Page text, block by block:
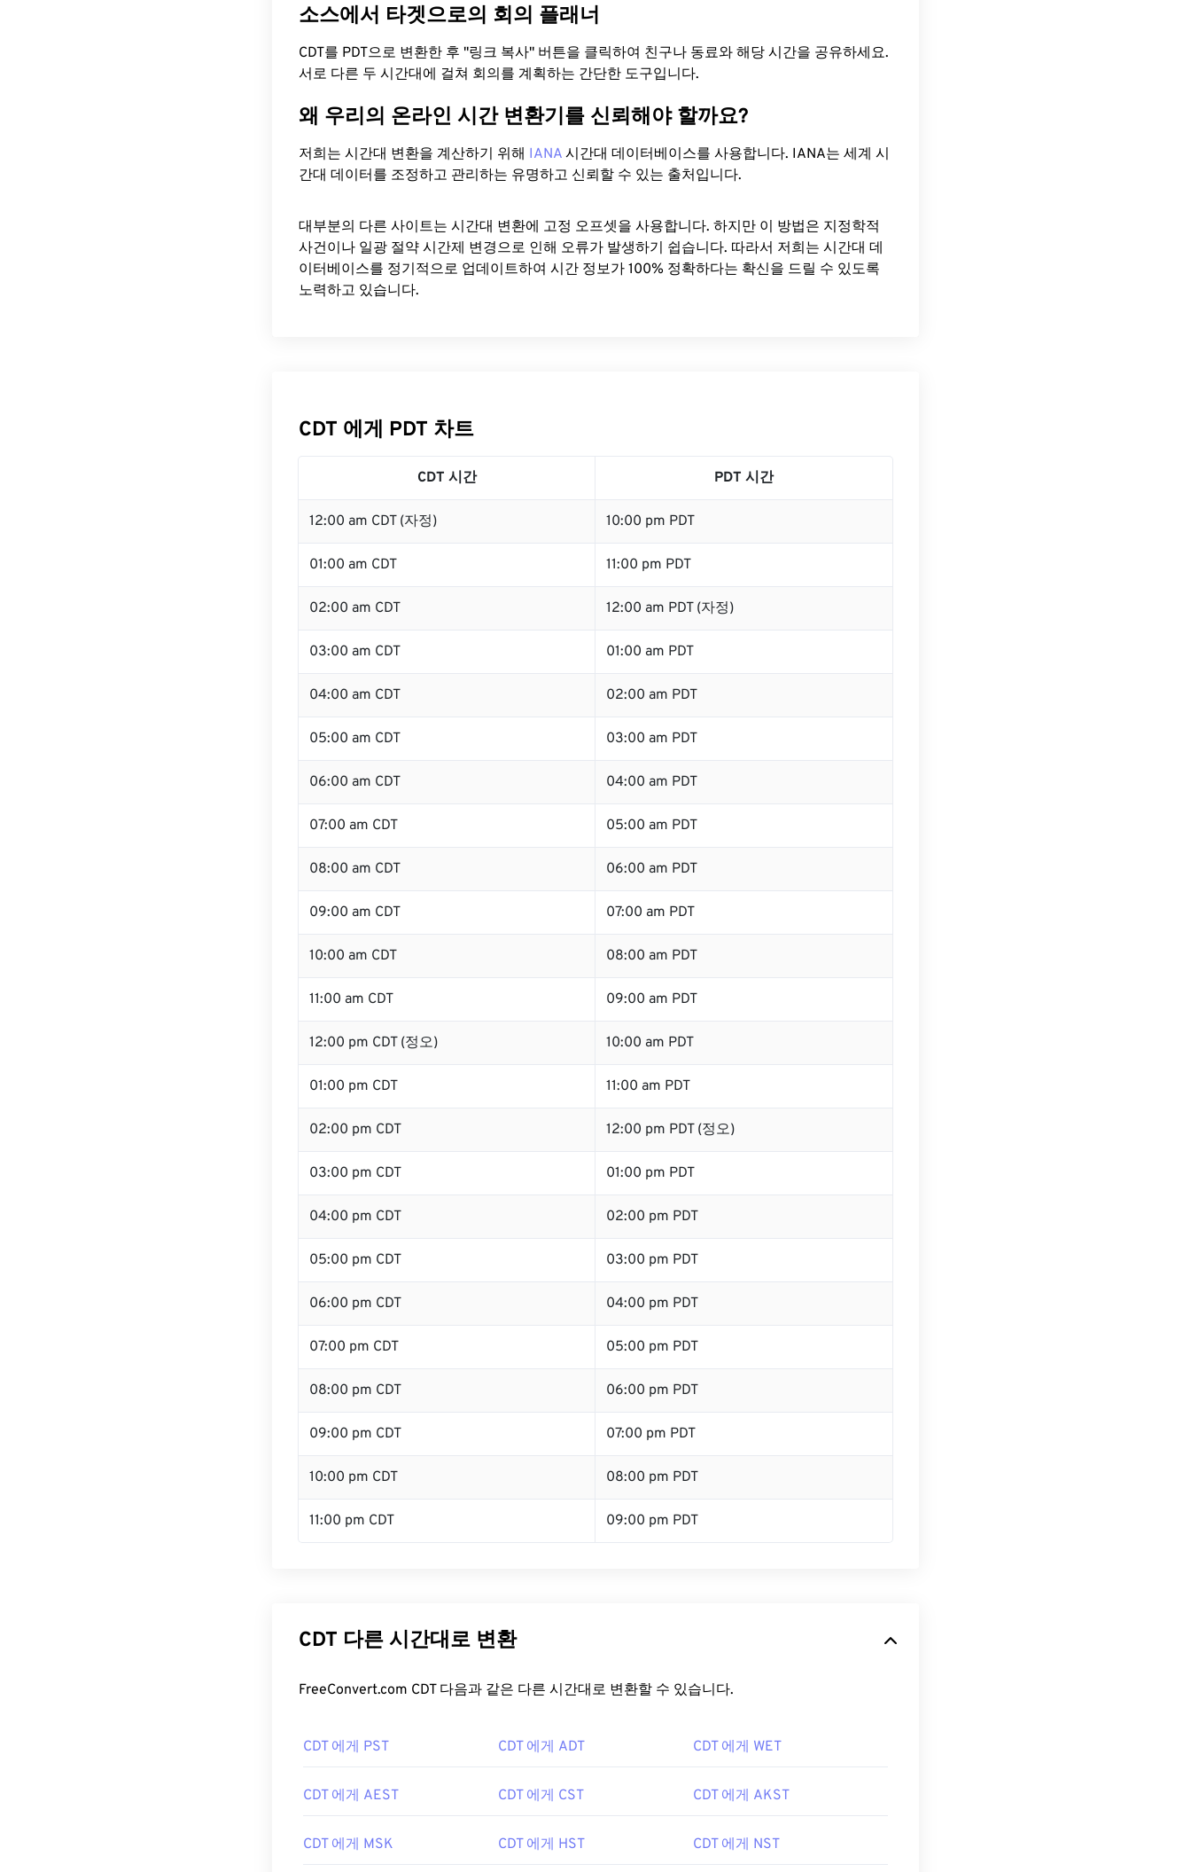
소스에서 타겟으로의 회의 플래너
CDT를 PDT으로 변환한 후 "링크 복사" 버튼을 클릭하여 친구나 동료와 해당 시간을 공유하세요.
서로 다른 두 시간대에 걸쳐 회의를 계획하는 간단한 도구입니다.
왜 우리의 온라인 시간 변환기를 신뢰해야 할까요?
저희는 시간대 변환을 계산하기 위해 IANA 시간대 데이터베이스를 사용합니다. IANA는 세계 시
간대 데이터를 조정하고 관리하는 유명하고 신뢰할 수 있는 출처입니다.
대부분의 다른 사이트는 시간대 변환에 ​​고정 오프셋을 사용합니다. 하지만 이 방법은 지정학적
사건이나 일광 절약 시간제 변경으로 인해 오류가 발생하기 쉽습니다. 따라서 저희는 시간대 데
이터베이스를 정기적으로 업데이트하여 시간 정보가 100% 정확하다는 확신을 드릴 수 있도록
노력하고 있습니다.
CDT 에게 PDT 차트
CDT 시간 PDT 시간
12:00 am CDT (자정) 10:00 pm PDT
01:00 am CDT 11:00 pm PDT
02:00 am CDT 12:00 am PDT (자정)
03:00 am CDT 01:00 am PDT
04:00 am CDT 02:00 am PDT
05:00 am CDT 03:00 am PDT
06:00 am CDT 04:00 am PDT
07:00 am CDT 05:00 am PDT
08:00 am CDT 06:00 am PDT
09:00 am CDT 07:00 am PDT
10:00 am CDT 08:00 am PDT
11:00 am CDT 09:00 am PDT
12:00 pm CDT (정오) 10:00 am PDT
01:00 pm CDT 11:00 am PDT
02:00 pm CDT 12:00 pm PDT (정오)
03:00 pm CDT 01:00 pm PDT
04:00 pm CDT 02:00 pm PDT
05:00 pm CDT 03:00 pm PDT
06:00 pm CDT 04:00 pm PDT
07:00 pm CDT 05:00 pm PDT
08:00 pm CDT 06:00 pm PDT
09:00 pm CDT 07:00 pm PDT
10:00 pm CDT 08:00 pm PDT
11:00 pm CDT 09:00 pm PDT
CDT 다른 시간대로 변환
FreeConvert.com CDT 다음과 같은 다른 시간대로 변환할 수 있습니다.
CDT 에게 PST CDT 에게 ADT CDT 에게 WET
CDT 에게 AEST CDT 에게 CST CDT 에게 AKST
CDT 에게 MSK CDT 에게 HST CDT 에게 NST